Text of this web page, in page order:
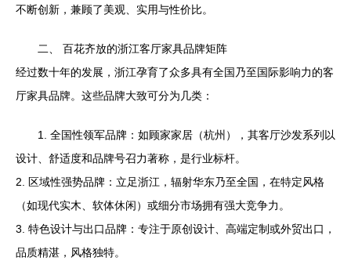
不断创新，兼顾了美观、实用与性价比。
二、 百花齐放的浙江客厅家具品牌矩阵
经过数十年的发展，浙江孕育了众多具有全国乃至国际影响力的客
厅家具品牌。这些品牌大致可分为几类：
1. 全国性领军品牌：如顾家家居（杭州），其客厅沙发系列以
设计、舒适度和品牌号召力著称，是行业标杆。
2. 区域性强势品牌：立足浙江，辐射华东乃至全国，在特定风格
（如现代实木、软体休闲）或细分市场拥有强大竞争力。
3. 特色设计与出口品牌：专注于原创设计、高端定制或外贸出口，
品质精湛，风格独特。